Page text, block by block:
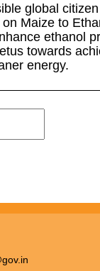
global citizen
Maize to
ethanol
towards
energy.